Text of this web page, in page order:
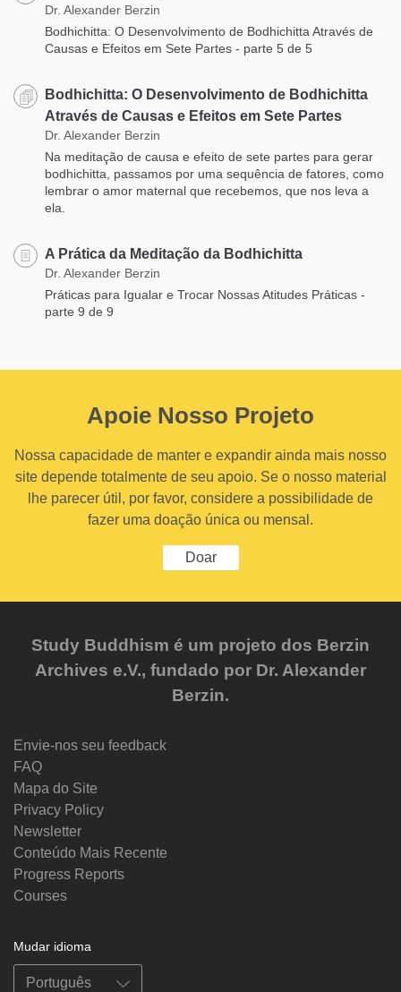
Dr. Alexander Berzin
Bodhichitta: O Desenvolvimento de Bodhichitta Através de
Causas e Efeitos em Sete Partes - parte 5 de 5
Bodhichitta: O Desenvolvimento de Bodhichitta
Através de Causas e Efeitos em Sete Partes
Dr. Alexander Berzin
Na meditação de causa e efeito de sete partes para gerar
bodhichitta, passamos por uma sequência de fatores, como
lembrar o amor maternal que recebemos, que nos leva a
ela.
A Prática da Meditação da Bodhichitta
Dr. Alexander Berzin
Práticas para Igualar e Trocar Nossas Atitudes Práticas -
parte 9 de 9
Apoie Nosso Projeto
Nossa capacidade de manter e expandir ainda mais nosso
site depende totalmente de seu apoio. Se o nosso material
lhe parecer útil, por favor, considere a possibilidade de
fazer uma doação única ou mensal.
Doar
Study Buddhism é um projeto dos Berzin
Archives e.V., fundado por Dr. Alexander
Berzin.
Envie-nos seu feedback
FAQ
Mapa do Site
Privacy Policy
Newsletter
Conteúdo Mais Recente
Progress Reports
Courses
Mudar idioma